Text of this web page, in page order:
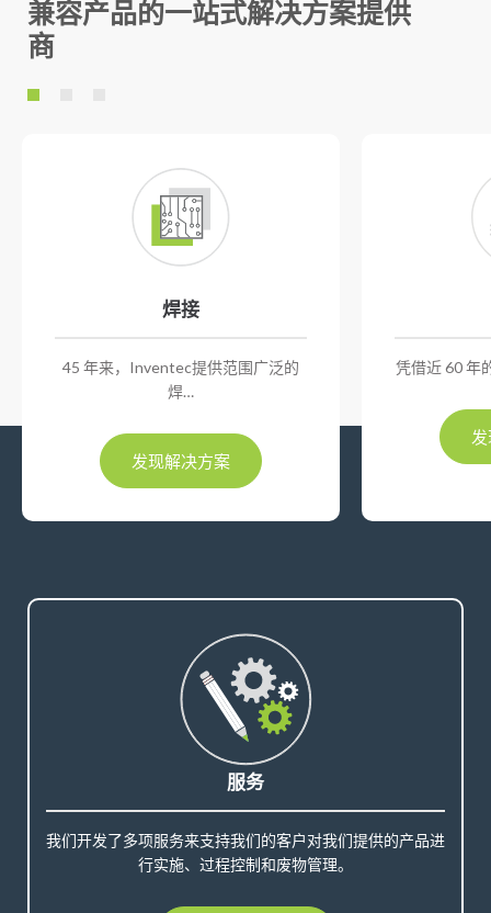
兼容产品的一站式解决方案提供
商
焊接
45 年来，Inventec提供范围广泛的
焊…
发现解决方案
凭借近 60 年
服务
我们开发了多项服务来支持我们的客户对我们提供的产品进
行实施、过程控制和废物管理。